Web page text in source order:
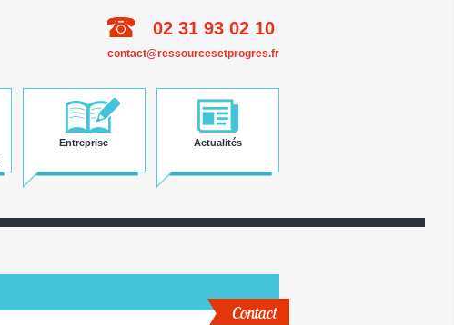
02 31 93 02 10
contact@ressourcesetprogres.fr
Contact
Entreprise Actualités